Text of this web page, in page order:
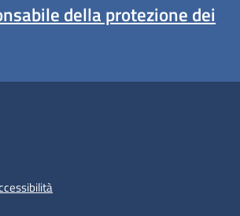
della protezione dei